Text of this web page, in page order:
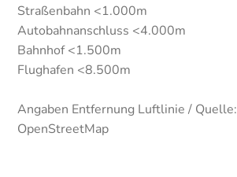
Straßenbahn <1.000m
Autobahnanschluss <4.000m
Bahnhof <1.500m
Flughafen <8.500m
Angaben Entfernung Luftlinie / Quelle:
OpenStreetMap